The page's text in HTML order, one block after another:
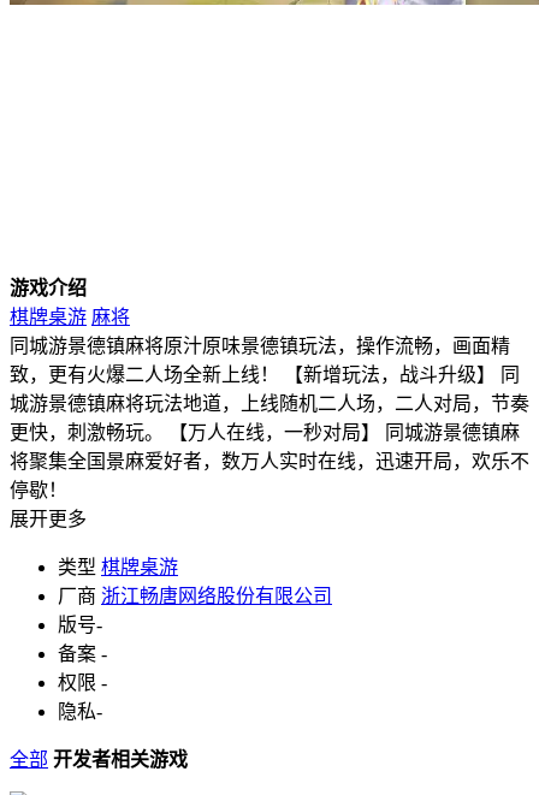
游戏介绍
棋牌桌游 麻将
同城游景德镇麻将原汁原味景德镇玩法，操作流畅，画面精
致，更有火爆二人场全新上线！ 【新增玩法，战斗升级】 同
城游景德镇麻将玩法地道，上线随机二人场，二人对局，节奏
更快，刺激畅玩。 【万人在线，一秒对局】 同城游景德镇麻
将聚集全国景麻爱好者，数万人实时在线，迅速开局，欢乐不
停歇！
展开更多
类型 棋牌桌游
厂商 浙江畅唐网络股份有限公司
版号-
备案 -
权限 -
隐私-
全部 开发者相关游戏